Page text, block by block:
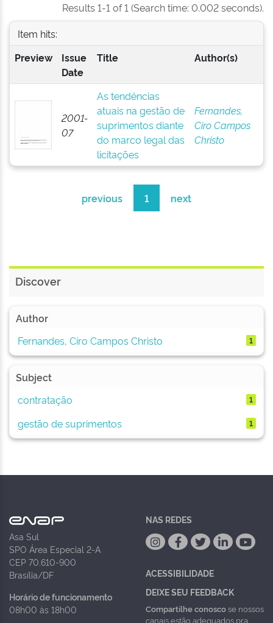
Results 1-1 of 1 (Search time: 0.002 seconds).
Item hits:
Preview
Issue
Date
Title Author(s)
2001-
07
As tendências
atuais na gestão de
suprimentos diante
do marco legal das
licitações
Fernandes,
Ciro Campos
Christo
previous 1 next
Discover
Author
Fernandes, Ciro Campos Christo
1
Subject
contratação
1
gestão de suprimentos 1
Asa Sul
SPO Área Especial 2-A
CEP 70.610-900
Brasília/DF
Horário de funcionamento
08h00 às 18h00
NAS REDES
ACESSIBILIDADE
DEIXE SEU FEEDBACK
Compartilhe conoscose nossos
canais estão adequados pra